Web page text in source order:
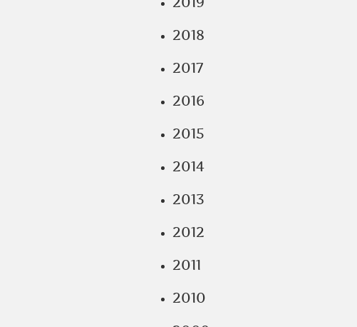
2018
2017
2016
2015
2014
2013
2012
2011
2010